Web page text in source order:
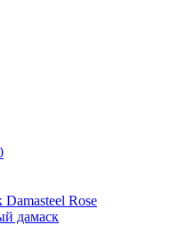
Rose
дамаск